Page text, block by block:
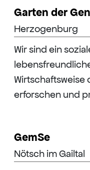
Garten der
Herzogenburg
Wir sind ein
erforschen und
GemSe
Nötsch im Gailtal